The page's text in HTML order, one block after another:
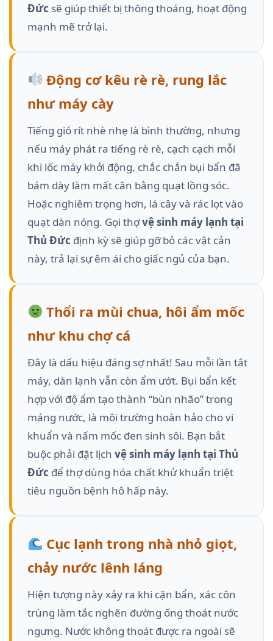
Đức sẽ giúp thiết bị thông thoáng, hoạt động
mạnh mẽ trở lại.
Động cơ kêu rè rè, rung lắc
như máy cày
Tiếng gió rít nhè nhẹ là bình thường, nhưng
nếu máy phát ra tiếng rè rè, cạch cạch mỗi
khi lốc máy khởi động, chắc chắn bụi bẩn đã
bám dày làm mất cân bằng quạt lồng sóc.
Hoặc nghiêm trọng hơn, lá cây và rác lọt vào
quạt dàn nóng. Gọi thợvệ sinh máy lạnh tại
Thủ Đức định kỳ sẽ giúp gỡ bỏ các vật cản
này, trả lại sự êm ái cho giấc ngủ của bạn.
Thổi ra mùi chua, hôi ẩm mốc
như khu chợ cá
Đây là dấu hiệu đáng sợ nhất! Sau mỗi lần tắt
máy, dàn lạnh vẫn còn ẩm ướt. Bụi bẩn kết
hợp với độ ẩm tạo thành “bùn nhão” trong
máng nước, là môi trường hoàn hảo cho vi
khuẩn và nấm mốc đen sinh sôi. Bạn bắt
buộc phải đặt lịch vệ sinh máy lạnh tại Thủ
Đức để thợ dùng hóa chất khử khuẩn triệt
tiêu nguồn bệnh hô hấp này.
Cục lạnh trong nhà nhỏ giọt,
chảy nước lênh láng
Hiện tượng này xảy ra khi cặn bẩn, xác côn
trùng làm tắc nghẽn đường ống thoát nước
ngưng. Nước không thoát được ra ngoài sẽ